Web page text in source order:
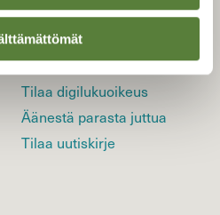
LEHTI
Uusin lehti
Tilaa Suomen Luonto
Tilaa digilukuoikeus
Äänestä parasta juttua
Tilaa uutiskirje